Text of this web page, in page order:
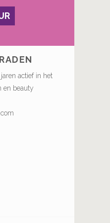
actief in het
en beauty